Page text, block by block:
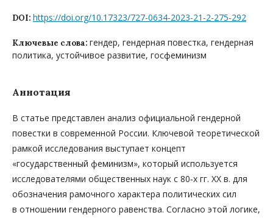
DOI: https://doi.org/10.17323/727-0634-2023-21-2-275-292
Ключевые слова: гендер, гендерная повестка, гендерная
политика, устойчивое развитие, госфеминизм
Аннотация
В статье представлен анализ официальной гендерной
повестки в современной России. Ключевой теоретической
рамкой исследования выступает концепт
«государственный феминизм», который используется
исследователями общественных наук с 80‑х гг. XX в. для
обозначения рамочного характера политических сил
в отношении гендерного равенства. Согласно этой логике,